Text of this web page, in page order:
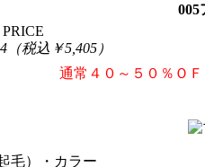
005
（税込￥5,405）
通常４０～５０％ＯＦ